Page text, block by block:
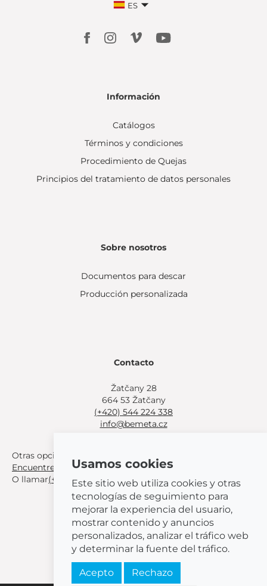
ES
Información
Catálogos
Términos y condiciones
Procedimiento de Quejas
Principios del tratamiento de datos personales
Sobre nosotros
Documentos para descar
Producción personalizada
Contacto
Žatčany 28
664 53 Žatčany
(+420) 544 224 338
info@bemeta.cz
Otras opciones de compra:
Encuentre un distribuidor cerca de usted
O llamar(+420) 544 224 338.
© 2026 BEMETA
Usamos cookies
Este sitio web utiliza cookies y otras
tecnologías de seguimiento para
mejorar la experiencia del usuario,
mostrar contenido y anuncios
personalizados, analizar el tráfico web
y determinar la fuente del tráfico.
Acepto Rechazo